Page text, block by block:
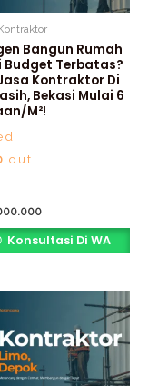
Bangun Rumah
Budget Terbatas?
Kontraktor Di
Bekasi Mulai 6
m²!
out
Konsultasi Di WA